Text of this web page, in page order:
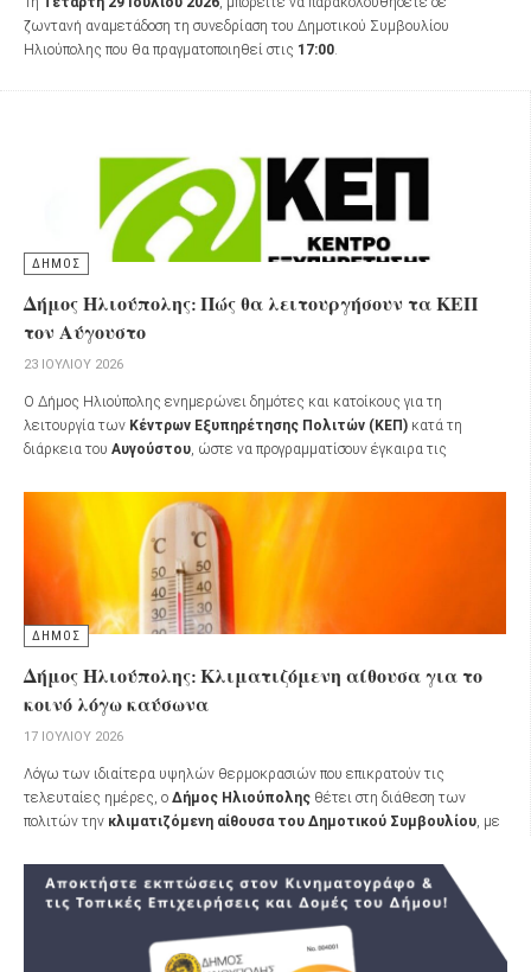
ζωντανή αναμετάδοση τη συνεδρίαση του Δημοτικού Συμβουλίου
Ηλιούπολης που θα πραγματοποιηθεί στις 17:00.
ΔΗΜΟΣ
Δήμος Ηλιούπολης: Πώς θα λειτουργήσουν τα ΚΕΠ
τον Αύγουστο
23 ΙΟΥΛΊΟΥ 2026
Ο Δήμος Ηλιούπολης ενημερώνει δημότες και κατοίκους για τη
λειτουργία των Κέντρων Εξυπηρέτησης Πολιτών (ΚΕΠ) κατά τη
διάρκεια του Αυγούστου, ώστε να προγραμματίσουν έγκαιρα τις
ΔΗΜΟΣ
Δήμος Ηλιούπολης: Κλιματιζόμενη αίθουσα για το
κοινό λόγω καύσωνα
17 ΙΟΥΛΊΟΥ 2026
Λόγω των ιδιαίτερα υψηλών θερμοκρασιών που επικρατούν τις
τελευταίες ημέρες, ο Δήμος Ηλιούπολης θέτει στη διάθεση των
πολιτών την κλιματιζόμενη αίθουσα του Δημοτικού Συμβουλίου, με
δροσερό και κλιματιζόμενο χώρο κατά τις ώρες του καύσωνα.